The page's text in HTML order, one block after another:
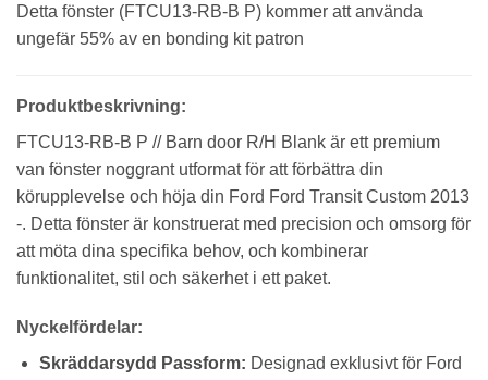
Detta fönster (FTCU13-RB-B P) kommer att använda
ungefär 55% av en bonding kit patron
Produktbeskrivning:
FTCU13-RB-B P // Barn door R/H Blank är ett premium
van fönster noggrant utformat för att förbättra din
körupplevelse och höja din Ford Ford Transit Custom 2013
-. Detta fönster är konstruerat med precision och omsorg för
att möta dina specifika behov, och kombinerar
funktionalitet, stil och säkerhet i ett paket.
Nyckelfördelar:
Skräddarsydd Passform: Designad exklusivt för Ford